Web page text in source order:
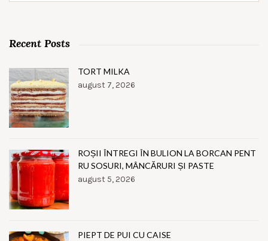
Recent Posts
TORT MILKA
august 7, 2026
ROȘII ÎNTREGI ÎN BULION LA BORCAN PENT
RU SOSURI, MÂNCĂRURI ȘI PASTE
august 5, 2026
PIEPT DE PUI CU CAISE